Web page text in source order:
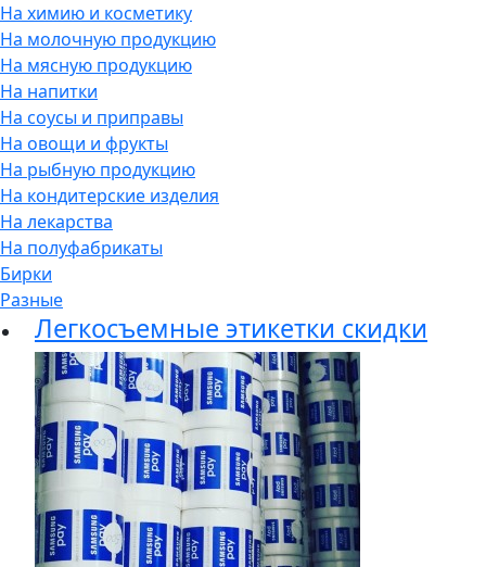
На химию и косметику
На молочную продукцию
На мясную продукцию
На напитки
На соусы и приправы
На овощи и фрукты
На рыбную продукцию
На кондитерские изделия
На лекарства
На полуфабрикаты
Бирки
Разные
Легкосъемные этикетки скидки